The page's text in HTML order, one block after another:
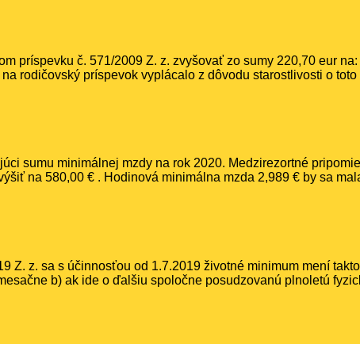
príspevku č. 571/2009 Z. z. zvyšovať zo sumy 220,70 eur
rodičovský príspevok vyplácalo z dôvodu starostlivosti o
sumu minimálnej mzdy na rok 2020. Medzirezortné
na 580,00 € . Hodinová minimálna mzda 2,989 € by sa
z. sa s účinnosťou od 1.7.2019 životné minimum mení
b) ak ide o ďalšiu spoločne posudzovanú plnoletú